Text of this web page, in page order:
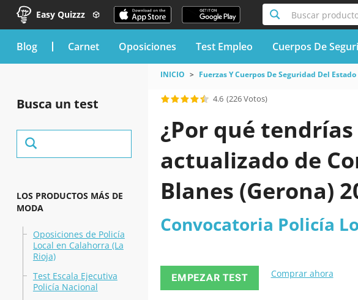
Easy Quizzz Buscar
blog Carnet Oposiciones Test Empleo Cuerpos De
Busca un test
LOS PRODUCTOS MÁS DE
MODA
Oposiciones de Policía
Local en Calahorra (La
Rioja)
Test Escala Ejecutiva
Policía Nacional
INICIO Fuerzas Y Cuerpos De Seguridad Del Estado
4.6 (226 Votos)
¿Por qué
actualizado de
Blanes (Gerona)
Convocatoria Policía
EMPEZAR TEST Comprar ahora